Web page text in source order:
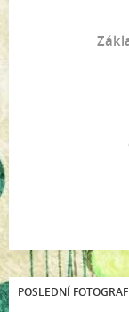
POSLEDNÍ